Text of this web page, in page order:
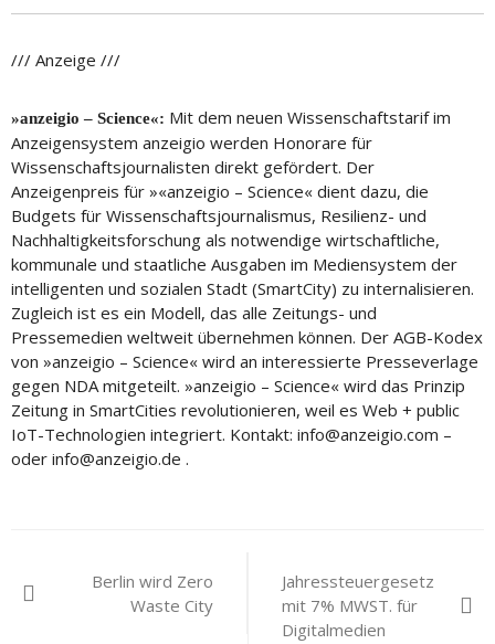
/// Anzeige ///
»anzeigio – Science«: Mit dem neuen Wissenschaftstarif im
Anzeigensystem anzeigio werden Honorare für
Wissenschaftsjournalisten direkt gefördert. Der
Anzeigenpreis für »«anzeigio – Science« dient dazu, die
Budgets für Wissenschaftsjournalismus, Resilienz- und
Nachhaltigkeitsforschung als notwendige wirtschaftliche,
kommunale und staatliche Ausgaben im Mediensystem der
intelligenten und sozialen Stadt (SmartCity) zu internalisieren.
Zugleich ist es ein Modell, das alle Zeitungs- und
Pressemedien weltweit übernehmen können. Der AGB-Kodex
von »anzeigio – Science« wird an interessierte Presseverlage
gegen NDA mitgeteilt. »anzeigio – Science« wird das Prinzip
Zeitung in SmartCities revolutionieren, weil es Web + public
IoT-Technologien integriert. Kontakt: info@anzeigio.com –
oder info@anzeigio.de .
Berlin wird Zero
Waste City
Jahressteuergesetz
mit 7% MWST. für
Digitalmedien